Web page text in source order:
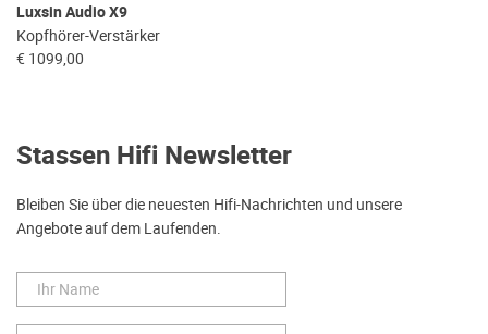
Luxsin Audio X9
Kopfhörer-Verstärker
€ 1099,00
Stassen Hifi Newsletter
Bleiben Sie über die neuesten Hifi-Nachrichten und unsere
Angebote auf dem Laufenden.